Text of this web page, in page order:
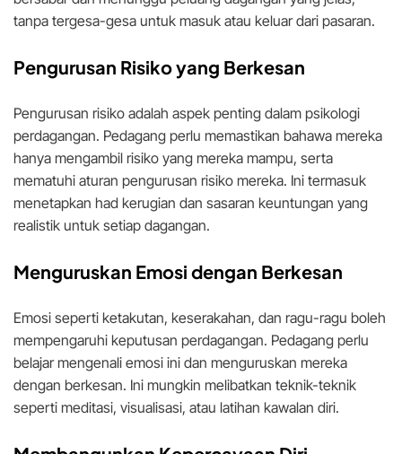
tanpa tergesa-gesa untuk masuk atau keluar dari pasaran.
Pengurusan Risiko yang Berkesan
Pengurusan risiko adalah aspek penting dalam psikologi
perdagangan. Pedagang perlu memastikan bahawa mereka
hanya mengambil risiko yang mereka mampu, serta
mematuhi aturan pengurusan risiko mereka. Ini termasuk
menetapkan had kerugian dan sasaran keuntungan yang
realistik untuk setiap dagangan.
Menguruskan Emosi dengan Berkesan
Emosi seperti ketakutan, keserakahan, dan ragu-ragu boleh
mempengaruhi keputusan perdagangan. Pedagang perlu
belajar mengenali emosi ini dan menguruskan mereka
dengan berkesan. Ini mungkin melibatkan teknik-teknik
seperti meditasi, visualisasi, atau latihan kawalan diri.